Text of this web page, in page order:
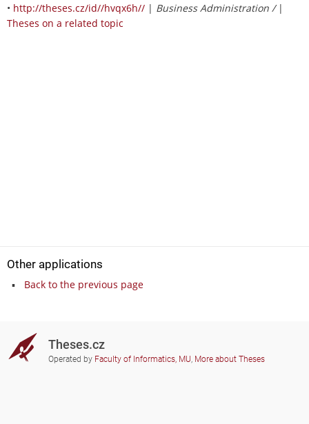
• http://theses.cz/id//hvqx6h// | Business Administration / |
Theses on a related topic
Other applications
Back to the previous page
Theses.cz
Operated by Faculty of Informatics, MU, More about Theses